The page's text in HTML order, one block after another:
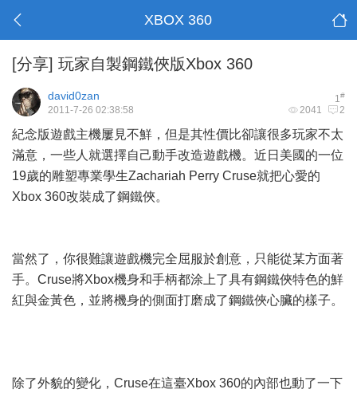
XBOX 360
[分享] 玩家自製鋼鐵俠版Xbox 360
1#
david0zan
2041 2
2011-7-26 02:38:58
紀念版遊戲主機屢見不鮮，但是其性價比卻讓很多玩家不太
滿意，一些人就選擇自己動手改造遊戲機。近日美國的一位
19歲的雕塑專業學生Zachariah Perry Cruse就把心愛的
Xbox 360改裝成了鋼鐵俠。
當然了，你很難讓遊戲機完全屈服於創意，只能從某方面著
手。Cruse將Xbox機身和手柄都涂上了具有鋼鐵俠特色的鮮
紅與金黃色，並將機身的側面打磨成了鋼鐵俠心臟的樣子。
除了外貌的變化，Cruse在這臺Xbox 360的內部也動了一下